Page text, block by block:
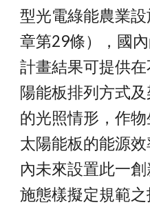
型光電綠能農業
章第29條），國
計畫結果可提供
陽能板排列方式
的光照情形，作
太陽能板的能源
內未來設置此一
施態樣擬定規範之